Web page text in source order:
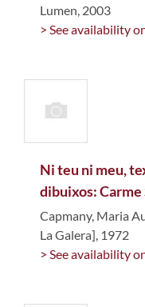
Lumen, 2003
> See availability
Ni teu ni meu,
dibuixos: Carme
Capmany, Maria
La Galera], 1972
> See availability